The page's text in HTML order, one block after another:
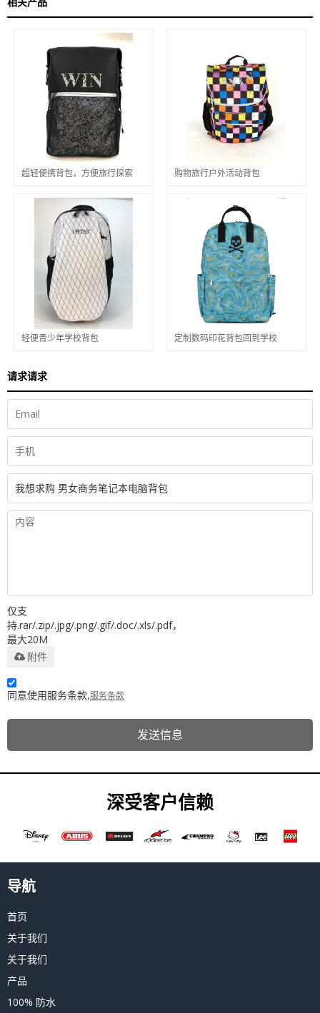
超轻便携背包，方便旅行探索 购物旅行户外活动背包
轻便青少年学校背包 定制数码印花背包回到学校
请求请求
仅支
持.rar/.zip/.jpg/.png/.gif/.doc/.xls/.pdf，
最大20M
附件
同意使用服务条款,服务条款
发送信息
深受客户信赖
导航
首页
关于我们
关于我们
产品
100% 防水